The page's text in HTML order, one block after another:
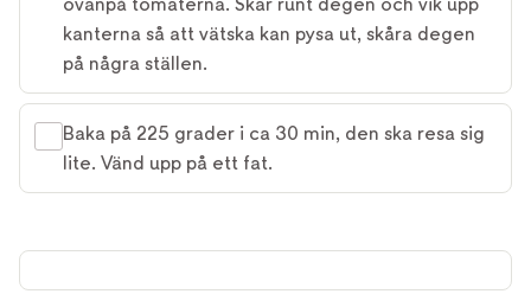
kanterna så att vätska kan pysa ut, skåra degen
på några ställen.
Baka på 225 grader i ca 30 min, den ska resa sig
lite. Vänd upp på ett fat.